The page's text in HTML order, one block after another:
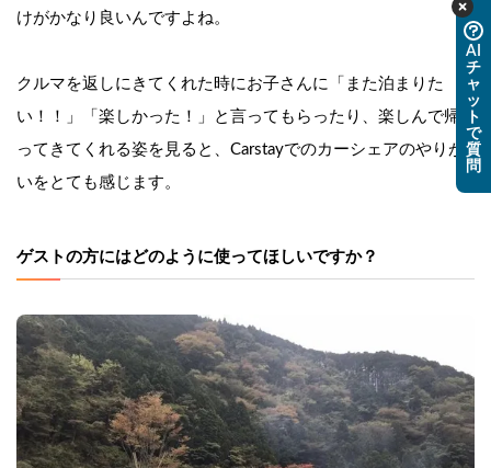
けがかなり良いんですよね。
クルマを返しにきてくれた時にお子さんに「また泊まりた
い！！」「楽しかった！」と言ってもらったり、楽しんで帰
ってきてくれる姿を見ると、Carstayでのカーシェアのやりが
いをとても感じます。
ゲストの方にはどのように使ってほしいですか？
AI
チ
ャ
ッ
ト
で
質
問